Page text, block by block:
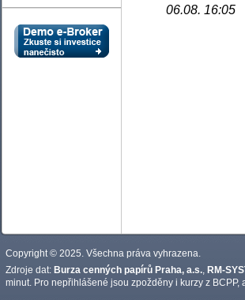
06.08. 16:05
Copyright © 2025. Všechna práva vyhrazena.
Zdroje dat: Burza cenných papírů Praha, a.s. RM-
minut. Pro nepřihlášené jsou zpožděny i kurzy z BCPP,